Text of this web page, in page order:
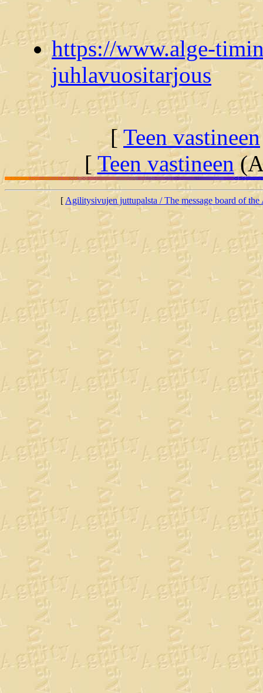
https://www.alge-
juhlavuositarjous
[Teen vastineen
[Teen vastineen
[Agilitysivujen juttupalsta / The message board of